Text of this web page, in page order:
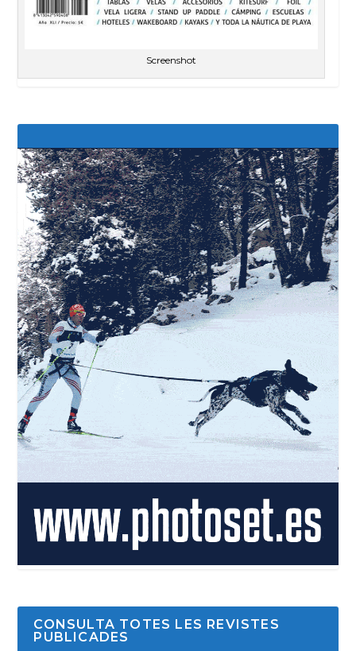
Screenshot
CONSULTA TOTES LES REVISTES
PUBLICADES